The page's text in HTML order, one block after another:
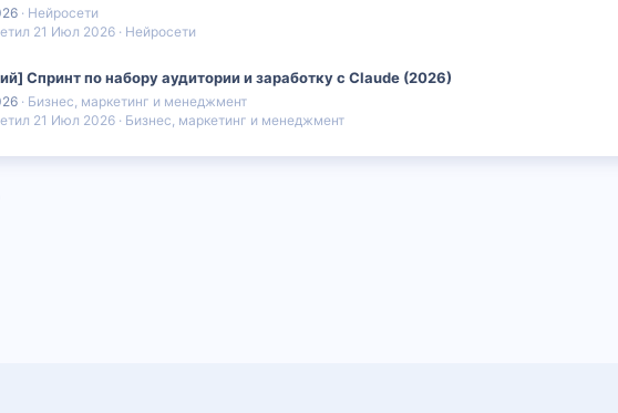
Нейросети
Нейросети
21 Июл 2026
Спринт по набору аудитории и заработку с Claude (2026)
Бизнес, маркетинг и менеджмент
Бизнес, маркетинг и менеджмент
21 Июл 2026
почта